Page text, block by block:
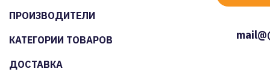
ПРОИЗВОДИТЕЛИ
КАТЕГОРИИ ТОВАРОВ
ДОСТАВКА